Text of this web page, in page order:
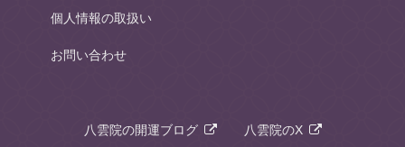
個人情報の取扱い
お問い合わせ
八雲院の開運ブログ 八雲院のX